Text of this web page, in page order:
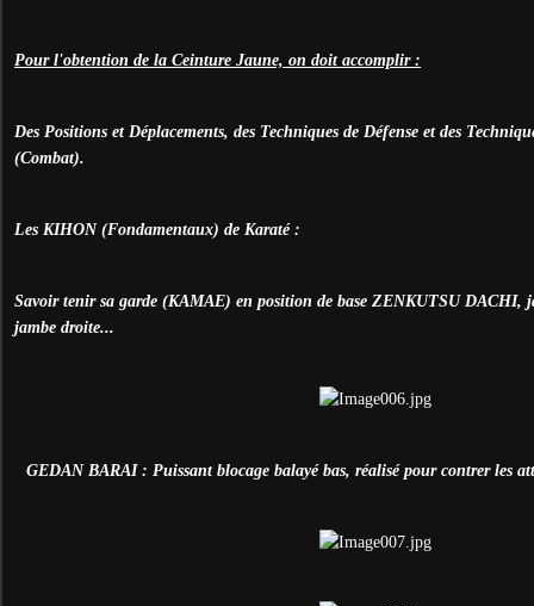
Pour l'obtention de la Ceinture Jaune, on doit accomplir :
Des Positions et Déplacements, des Techniques de Défense et des
(Combat).
Les KIHON (Fondamentaux) de Karaté :
Savoir tenir sa garde (KAMAE) en position de base ZENKUTSU DACHI,
jambe droite...
GEDAN BARAI : Puissant blocage balayé bas, réalisé pour contrer les